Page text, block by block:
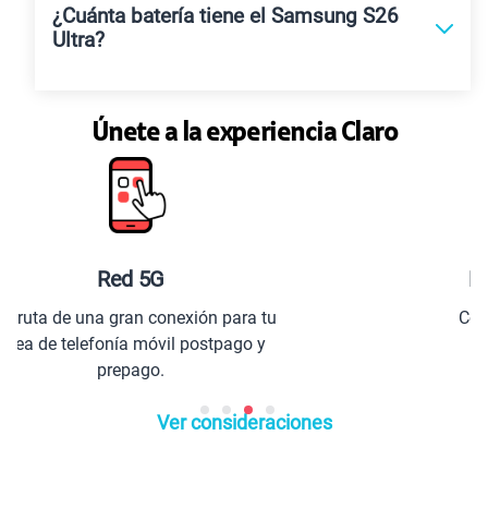
¿Cuánta batería tiene el Samsung S26
Ultra?
Únete a la experiencia Claro
Comunícate con todo el Perú y el
Ver consideraciones